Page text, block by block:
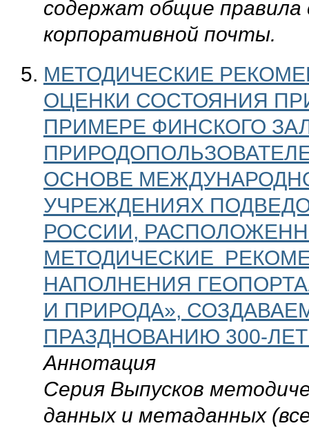
содержат общие правила
корпоративной почты.
МЕТОДИЧЕСКИЕ
ОЦЕНКИ СОСТОЯНИЯ
ПРИМЕРЕ ФИНСКОГО
ОСНОВЕ
УЧРЕЖДЕНИЯХ
РОССИИ,
МЕТОДИЧЕСКИЕ
НАПОЛНЕНИЯ
И ПРИРОДА»,
ПРАЗДНОВАНИЮ 300-
Аннотация
Серия Выпусков
данных и метаданных